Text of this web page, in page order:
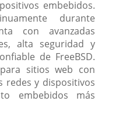
embebidos.
durante
con avanzadas
alta seguridad y
de FreeBSD.
sitios web con
redes y dispositivos
embebidos más